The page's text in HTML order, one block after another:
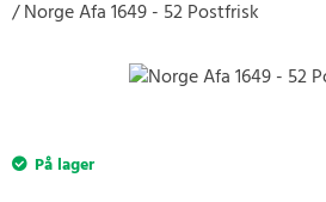
Norge Afa 1649 - 52 Postfrisk
På lager